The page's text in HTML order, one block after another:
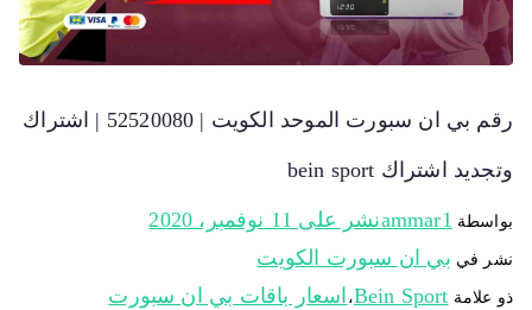
رقم بي ان سبورت الموحد الكويت | 52520080 | اشتراك
وتجديد اشتراك bein sport
بواسطة ammar1نشر على 11 نوفمبر، 2020
نشر في بي ان سبورت الكويت
ذو علامة Bein Sport، اسعار باقات بي ان سبورت